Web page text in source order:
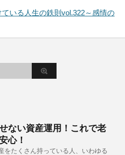
いる人生の鉄則vol.322～感情の
ない資産運用！これで老
心！
をたくさん持っている人、いわゆる